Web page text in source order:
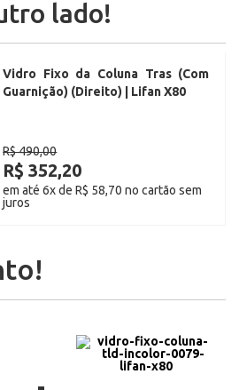
lado!
Vidro Fixo da Coluna Tras (Com
Guarnição) (Direito) | Lifan X80
R$ 490,00
R$ 352,20
em até 6x de R$ 58,70 no cartão sem
juros